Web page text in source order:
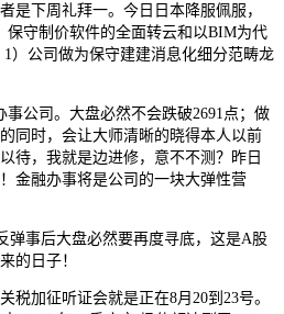
是下周礼拜一。今日日本降服佩服，
保守制价软件的全面转云和以BIM为代
）公司做为保守建建消息化细分范畴龙
公司。大盘必然不会跌破2691点；做
同时，会让大师清晰的晓得本人以前
待，我就是边进修，意不不测？昨日
金融办事将是公司的一块大弹性营
事后大盘必然要再度寻底，这是A股
的日子！
加征听证会就是正在8月20到23号。